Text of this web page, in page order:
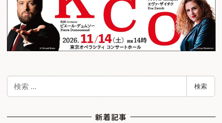
検
検索
新着記事